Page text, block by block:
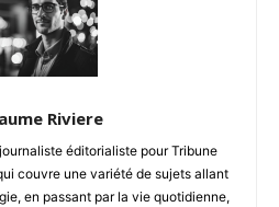
Riviere
éditorialiste pour Tribune
couvre une variété de sujets allant
en passant par la vie quotidienne,